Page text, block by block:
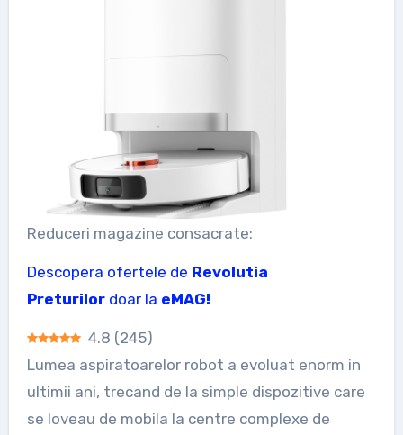
Reduceri magazine consacrate:
Descopera ofertele de Revolutia
Preturilor doar la eMAG!
4.8 (245)
Lumea aspiratoarelor robot a evoluat enorm in
ultimii ani, trecand de la simple dispozitive care
se loveau de mobila la centre complexe de